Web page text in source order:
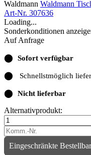
Waldmann Waldmann
Art-Nr. 307636
Loading...
Sonderkonditionen
Auf Anfrage
⬤ Sofort verfügbar
⬤ Schnellstmöglich
⬤ Nicht lieferbar
Alternativprodukt:
Eingeschränkte